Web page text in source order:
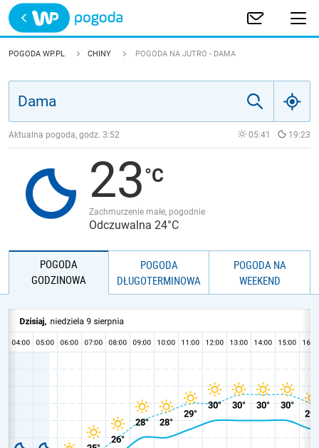
Trwa ładowanie
POLSKA
JAKOŚĆ POWIETRZA
POGODA WP.PL CHINY POGODA NA JUTRO - DAMA
Aktualna pogoda, godz. 3:52 05:41 19:23
23
Zachmurzenie małe, pogodnie
Odczuwalna 24°C
POGODA
GODZINOWA
POGODA
DŁUGOTERMINOWA
POGODA NA
WEEKEND